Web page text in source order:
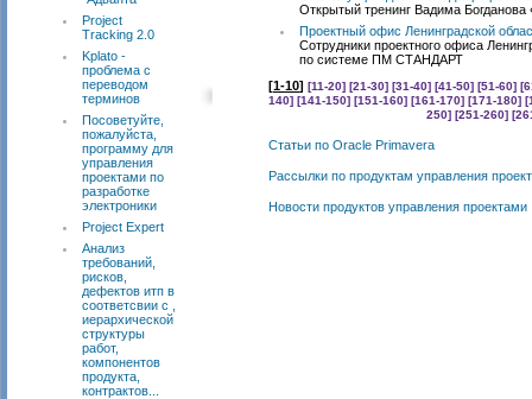
Project
Tracking 2.0
Kplato -
проблема с
переводом
терминов
Посоветуйте,
пожалуйста,
программу для
управления
проектами по
разработке
электроники
Project Expert
Анализ
требований,
рисков,
дефектов итп в
соответсвии с ,
иерархической
структуры
работ,
компонентов
продукта,
контрактов...
Открытый тренинг Вадима
Проектный офис Ленинградской
Сотрудники проектного офиса
по системе ПМ СТАНДАРТ
[1-10] [11-20] [21-30] [31-40] [41-50] [51-60]
140] [141-150] [151-160] [161-170] [171-180]
250] [251-260]
Статьи по Oracle Primavera
Рассылки по продуктам управления
Новости продуктов управления проектами